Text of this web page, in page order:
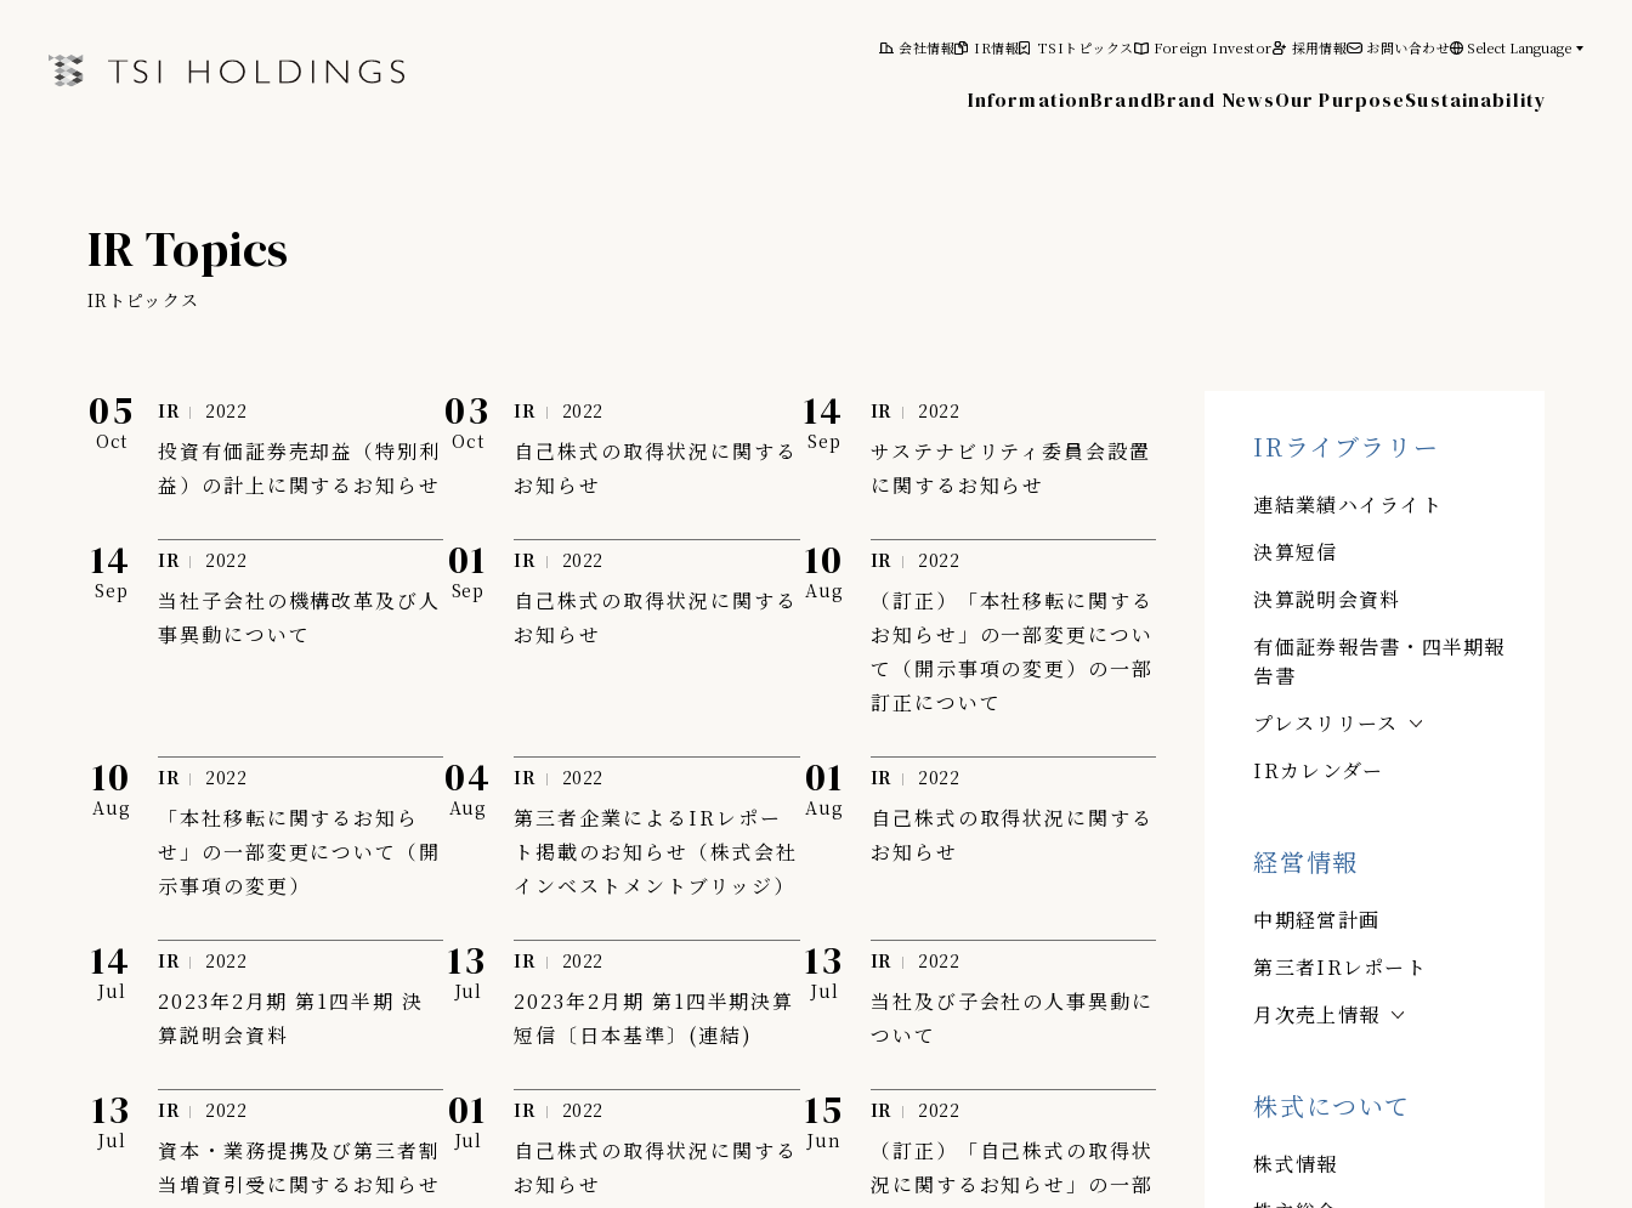
Brand
Brand News
Sustainability
IR情報
TSIトピックス
お問い合わせ
会社情報 IR情報
IRライブラリー
決算説明会資料
有価証券報告書・四半期報告書
プレスリリース
IRカレンダー
月次売上情報
株主優待制度
株主向け資料
TSIトピックス Foreign Investor 採用情報 お問い合わせ Select Language
InformationBrandBrand NewsOur PurposeSustainability
IR Topics
IRトピックス
05
Oct
IR 2022
投資有価証券売却益（特別利
益）の計上に関するお知らせ
03
Oct
IR 2022
自己株式の取得状況に関する
お知らせ
14
Sep
IR 2022
サステナビリティ委員会設置
に関するお知らせ
14
Sep
IR 2022
当社子会社の機構改革及び人
事異動について
01
Sep
IR 2022
自己株式の取得状況に関する
お知らせ
10
Aug
IR 2022
（訂正）「本社移転に関する
お知らせ」の一部変更につい
て（開示事項の変更）の一部
訂正について
10
Aug
IR 2022
「本社移転に関するお知ら
せ」の一部変更について（開
示事項の変更）
04
Aug
IR 2022
第三者企業によるIRレポー
ト掲載のお知らせ（株式会社
インベストメントブリッジ）
01
Aug
IR 2022
自己株式の取得状況に関する
お知らせ
14
Jul
IR 2022
2023年2月期 第1四半期 決
算説明会資料
13
Jul
IR 2022
2023年2月期 第1四半期決算
短信〔日本基準〕(連結)
13
Jul
IR 2022
当社及び子会社の人事異動に
ついて
13
Jul
IR 2022
資本・業務提携及び第三者割
当増資引受に関するお知らせ
01
Jul
IR 2022
自己株式の取得状況に関する
お知らせ
15
Jun
IR 2022
（訂正）「自己株式の取得状
況に関するお知らせ」の一部
IRライブラリー
連結業績ハイライト
決算短信
決算説明会資料
有価証券報告書・四半期報
告書
プレスリリース
IRカレンダー
経営情報
中期経営計画
第三者IRレポート
月次売上情報
株式について
株式情報